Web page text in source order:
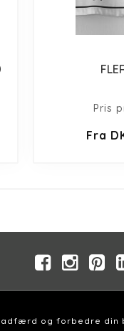
Pris
Fra
og forbedre din